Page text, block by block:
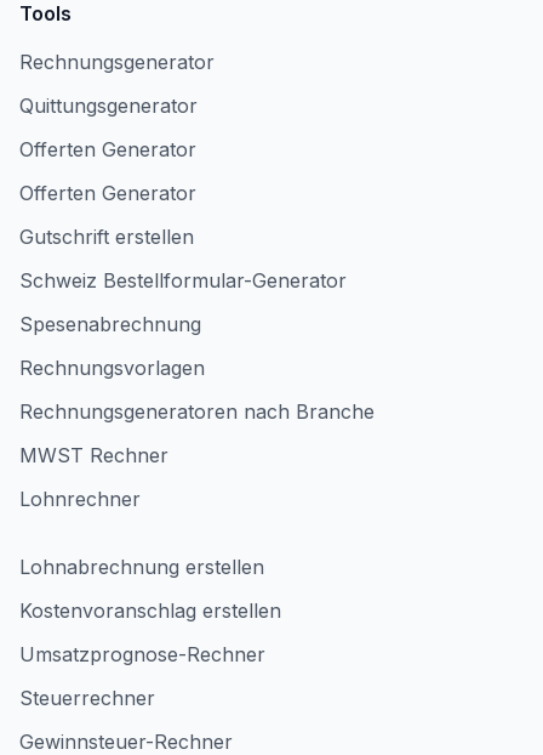
Tools
Rechnungsgenerator
Quittungsgenerator
Offerten Generator
Offerten Generator
Gutschrift erstellen
Schweiz Bestellformular-Generator
Spesenabrechnung
Rechnungsvorlagen
Rechnungsgeneratoren nach Branche
MWST Rechner
Lohnrechner
Lohnabrechnung erstellen
Kostenvoranschlag erstellen
Umsatzprognose-Rechner
Steuerrechner
Gewinnsteuer-Rechner